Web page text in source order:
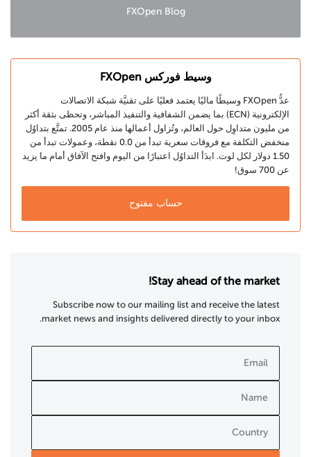
FXOpen Blog
وسيط فوركس FXOpen
عدُّ FXOpen وسيطًا ماليًا يعتمد فعليًا على تقنيَّة شبكة الاتصالات
الإلكترونية (ECN) بما يضمن الشفافية والتنفيذ المباشر، وتحظى بثقة أكثر
من مليون متداوِل حول العالم، وتُزاول أعمالها منذ عام 2005. تمتَّع بتداوُل
منخفض التكلفة مع فروقات سعرية تبدأ من 0.0 نقطة، وعمولات تبدأ من
1.50 دولار لكل لوت. ابدَأ التداوُل اعتبارًا من اليوم وافتح الآفاق أمام ما يزيد
عن 700 سوق!
حساب مفتوح
Stay ahead of the market!
Subscribe now to our mailing list and receive the latest
market news and insights delivered directly to your inbox.